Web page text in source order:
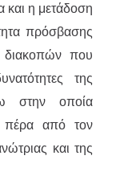
και η μετάδοση
πρόσβασης
διακοπών που
της
στην οποία
πέρα από τον
και της